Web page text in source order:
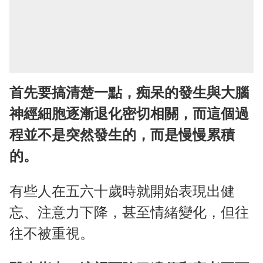
首先要搞清楚一點，痴呆的發生與大腦
神經細胞逐漸退化密切相關，而這個過
程並不是突然發生的，而是慢慢累積
的。
有些人在五六十歲時就開始表現出健
忘、注意力下降，甚至情緒變化，但往
往不被重視。